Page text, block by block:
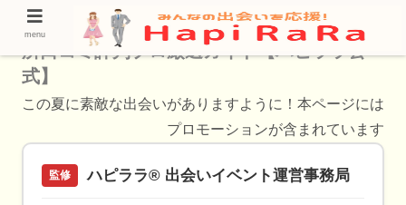
御殿場市で選ばれる！安くて人気の結婚相談
所口コミ評判プロ厳選ガイド【ハピララ公
式】
この夏に素敵な出会いがありますように！本ページには
プロモーションが含まれています
監修 ハピララ® 出会いイベント運営事務局
menu